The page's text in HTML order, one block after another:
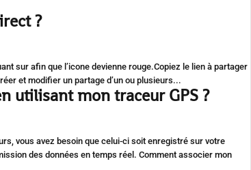
?
sur afin que l’icone devienne rouge.Copiez le lien à partager
et modifier un partage d’un ou plusieurs...
utilisant mon traceur GPS ?
vous avez besoin que celui-ci soit enregistré sur votre
des données en temps réel. Comment associer mon